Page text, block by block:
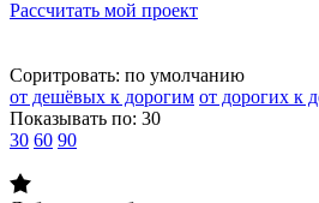
Рассчитать мой проект
Соритровать: по умолчанию
от дешёвых к дорогим от дорогих к
Показывать по: 30
30 60 90